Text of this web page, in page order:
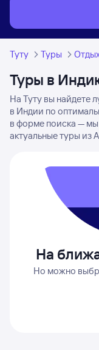
Туту Туры
Туры в
На Туту вы найдете
в Индии по
в форме поиска —
актуальные туры из
На
Но можно